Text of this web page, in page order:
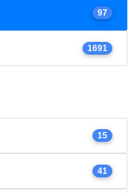
97
1691
15
41